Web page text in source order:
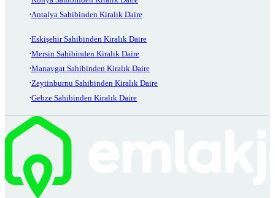
Antalya Sahibinden Kiralık Daire
Eskişehir Sahibinden Kiralık Daire
Mersin Sahibinden Kiralık Daire
Manavgat Sahibinden Kiralık Daire
Zeytinburnu Sahibinden Kiralık Daire
Gebze Sahibinden Kiralık Daire